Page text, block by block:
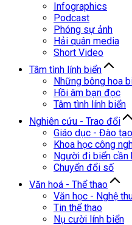
Infographics
Podcast
Phóng sự ảnh
Hải quân media
Short Video
Tâm tình lính biển
Những bông hoa
Hồi âm bạn đọc
Tâm tình lính biển
Nghiên cứu - Trao đổi
Giáo dục - Đào tạo
Khoa học công
Người đi biển cần
Chuyển đổi số
Văn hoá - Thể thao
Văn học - Nghệ
Tin thể thao
Nụ cười lính biển